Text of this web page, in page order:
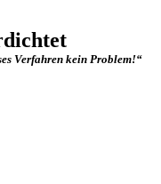
Verfahren kein Problem!“